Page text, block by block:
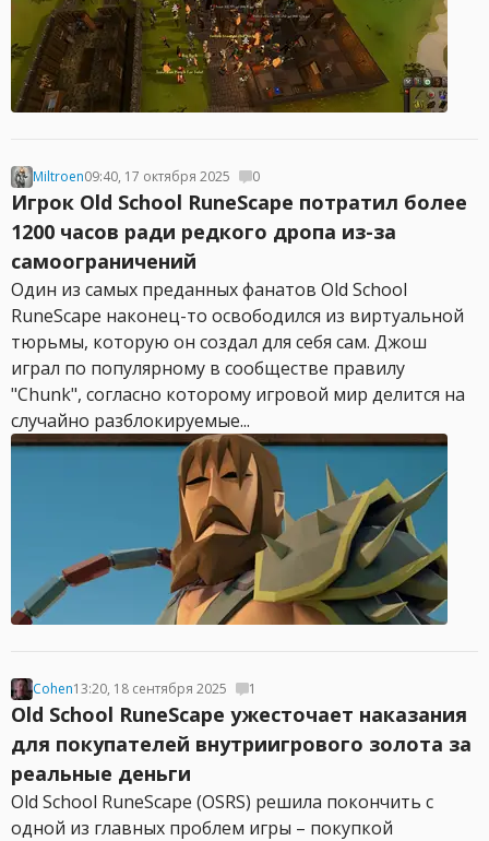
Miltroen09:40, 17 октября 2025 0
Игрок Old School RuneScape потратил более
1200 часов ради редкого дропа из-за
самоограничений
Один из самых преданных фанатов Old School
RuneScape наконец-то освободился из виртуальной
тюрьмы, которую он создал для себя сам. Джош
играл по популярному в сообществе правилу
"Chunk", согласно которому игровой мир делится на
случайно разблокируемые...
Cohen13:20, 18 сентября 2025 1
Old School RuneScape ужесточает наказания
для покупателей внутриигрового золота за
реальные деньги
Old School RuneScape (OSRS) решила покончить с
одной из главных проблем игры – покупкой